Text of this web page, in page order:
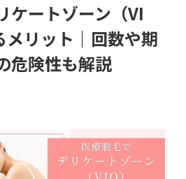
ケートゾーン（VI
メリット｜回数や期
危険性も解説